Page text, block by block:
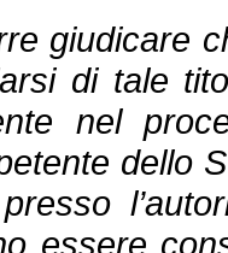
giudicare
di tale
nel
dello
essere